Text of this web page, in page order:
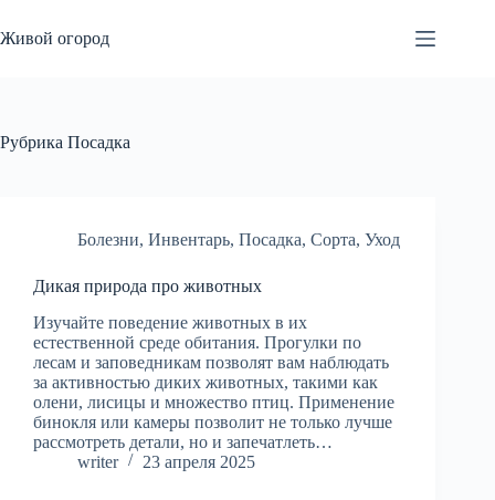
к
сути
Живой огород
Рубрика Посадка
Болезни, Инвентарь, Посадка, Сорта, Уход
Дикая природа про животных
Изучайте поведение животных в их
естественной среде обитания. Прогулки по
лесам и заповедникам позволят вам наблюдать
за активностью диких животных, такими как
олени, лисицы и множество птиц. Применение
бинокля или камеры позволит не только лучше
рассмотреть детали, но и запечатлеть…
writer
23 апреля 2025